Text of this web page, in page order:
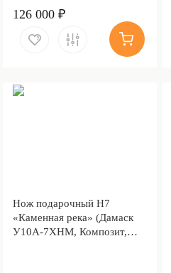
126 000 ₽
Нож подарочный Н7
«Каменная река» (Дамаск
У10А-7ХНМ, Композит,